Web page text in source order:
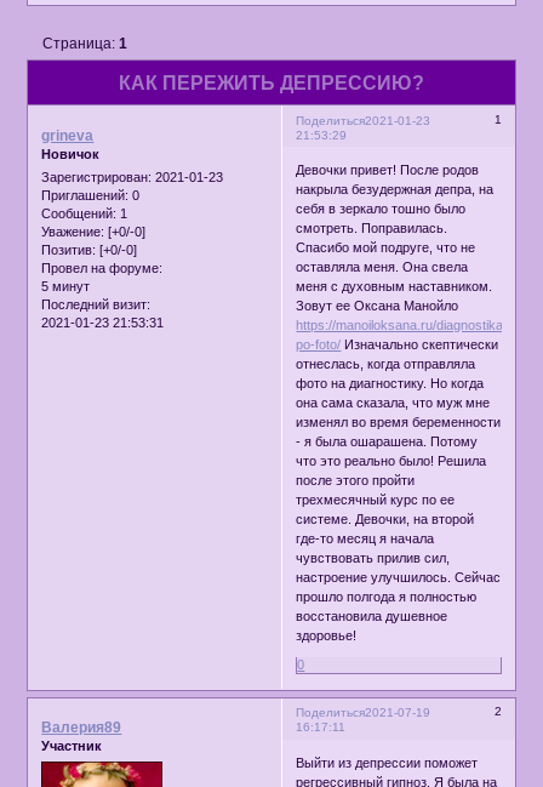
КАК ПЕРЕЖИТЬ ДЕПРЕССИЮ?
Страница: 1
Поделиться 1
2021-01-23
21:53:29
grineva
Новичок
Зарегистрирован: 2021-01-23
Приглашений: 0
Сообщений: 1
Уважение: [+0/-0]
Позитив: [+0/-0]
Провел на форуме:
5 минут
Последний визит:
2021-01-23 21:53:31
Девочки привет! После родов
накрыла безудержная депра, на
себя в зеркало тошно было
смотреть. Поправилась.
Спасибо мой подруге, что не
оставляла меня. Она свела
меня с духовным наставником.
Зовут ее Оксана Манойло
https://manoiloksana.ru/diagnostika-
po-foto/ Изначально скептически
отнеслась, когда отправляла
фото на диагностику. Но когда
она сама сказала, что муж мне
изменял во время беременности
- я была ошарашена. Потому
что это реально было! Решила
после этого пройти
трехмесячный курс по ее
системе. Девочки, на второй
где-то месяц я начала
чувствовать прилив сил,
настроение улучшилось. Сейчас
прошло полгода я полностью
восстановила душевное
здоровье!
0
Поделиться 2
2021-07-19
16:17:11
Валерия89
Участник
Выйти из депрессии поможет
регрессивный гипноз. Я была на